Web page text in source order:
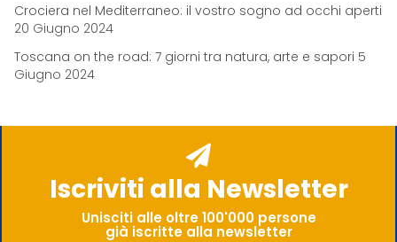
Crociera nel Mediterraneo: il vostro sogno ad occhi aperti
20 Giugno 2024
Toscana on the road: 7 giorni tra natura, arte e sapori 5
Giugno 2024
Iscriviti alla Newsletter
Unisciti alle oltre 100'000 persone
già iscritte alla newsletter